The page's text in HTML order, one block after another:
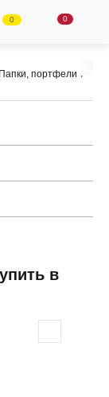
0 0
Папки, портфели
в